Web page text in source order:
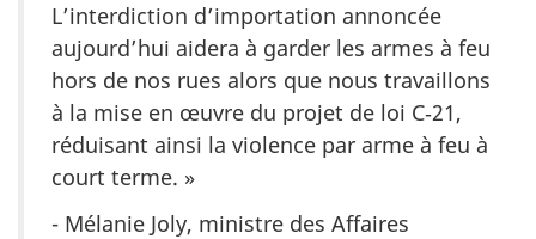
L’interdiction d’importation annoncée
aujourd’hui aidera à garder les armes à feu
hors de nos rues alors que nous travaillons
à la mise en œuvre du projet de loi C‑21,
réduisant ainsi la violence par arme à feu à
court terme. »
- Mélanie Joly, ministre des Affaires